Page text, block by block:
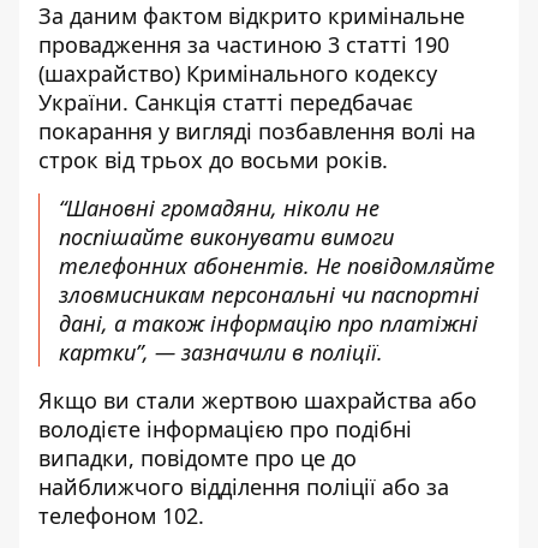
За даним фактом відкрито кримінальне
провадження за частиною 3 статті 190
(шахрайство) Кримінального кодексу
України. Санкція статті передбачає
покарання у вигляді позбавлення волі на
строк від трьох до восьми років.
“Шановні громадяни, ніколи не
поспішайте виконувати вимоги
телефонних абонентів. Не повідомляйте
зловмисникам персональні чи паспортні
дані, а також інформацію про платіжні
картки”, — зазначили в поліції.
Якщо ви стали жертвою шахрайства або
володієте інформацією про подібні
випадки, повідомте про це до
найближчого відділення поліції або за
телефоном 102.